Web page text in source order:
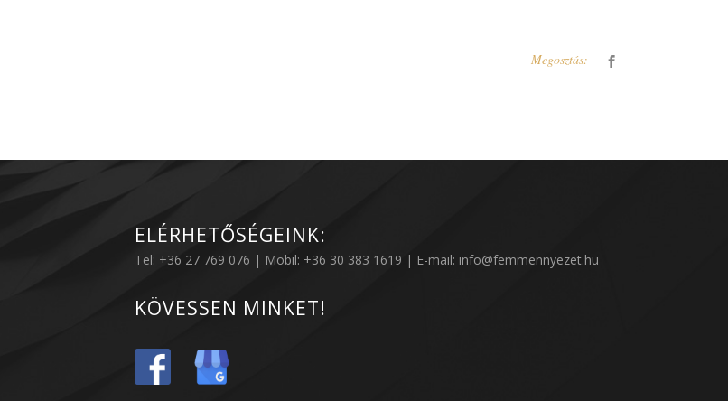
Megosztás:
ELÉRHETŐSÉGEINK:
Tel: +36 27 769 076 | Mobil: +36 30 383 1619 | E-mail: info@femmennyezet.hu
KÖVESSEN MINKET!